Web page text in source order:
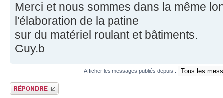
Merci et nous sommes dans la même
l'élaboration de la patine
sur du matériel roulant et bâtiments.
Guy.b
Afficher les messages publiés depuis :
Publier une réponse